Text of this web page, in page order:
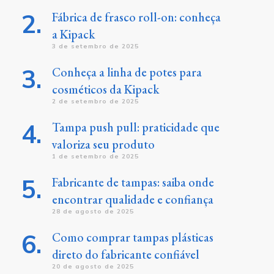
Fábrica de frasco roll-on: conheça
a Kipack
3 de setembro de 2025
Conheça a linha de potes para
cosméticos da Kipack
2 de setembro de 2025
Tampa push pull: praticidade que
valoriza seu produto
1 de setembro de 2025
Fabricante de tampas: saiba onde
encontrar qualidade e confiança
28 de agosto de 2025
Como comprar tampas plásticas
direto do fabricante confiável
20 de agosto de 2025